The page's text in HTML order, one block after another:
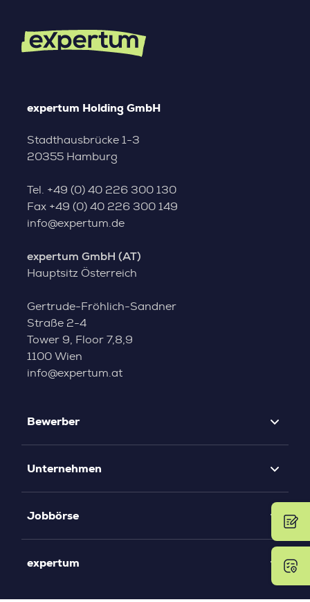
expertum Holding GmbH
Stadthausbrücke 1-3
20355 Hamburg
Tel. +49 (0) 40 226 300 130
Fax +49 (0) 40 226 300 149
info@expertum.de
expertum GmbH (AT)
Hauptsitz Österreich
Gertrude-Fröhlich-Sandner
Straße 2-4
Tower 9, Floor 7,8,9
1100 Wien
info@expertum.at
Bewerber
Unternehmen
Jobbörse
expertum